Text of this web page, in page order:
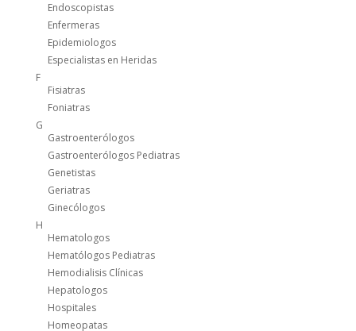
Endoscopistas
Enfermeras
Epidemiologos
Especialistas en Heridas
F
Fisiatras
Foniatras
G
Gastroenterólogos
Gastroenterólogos Pediatras
Genetistas
Geriatras
Ginecólogos
H
Hematologos
Hematólogos Pediatras
Hemodialisis Clínicas
Hepatologos
Hospitales
Homeopatas